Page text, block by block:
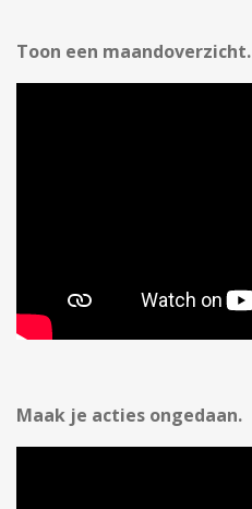
Toon een maandoverzicht.
Maak je acties ongedaan.